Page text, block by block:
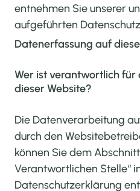
entnehmen Sie unserer
aufgeführten
Datenerfassung auf
Wer ist verantwortlich
dieser Website?
Die Datenverarbeitung
durch den
können Sie dem
Verantwortlichen Stelle“
Datenschutzerklärung